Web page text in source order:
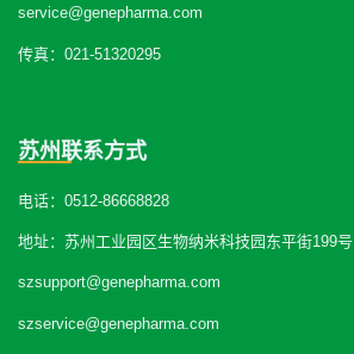
service@genepharma.com
传真：021-51320295
苏州联系方式
电话：0512-86668828
地址：苏州工业园区生物纳米科技园东平街199号
szsupport@genepharma.com
szservice@genepharma.com